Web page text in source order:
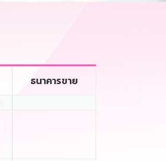
ธนาคารขาย